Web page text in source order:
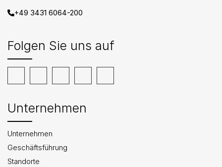
+49 3431 6064-200
Folgen Sie uns auf
Unternehmen
Unternehmen
Geschäftsführung
Standorte